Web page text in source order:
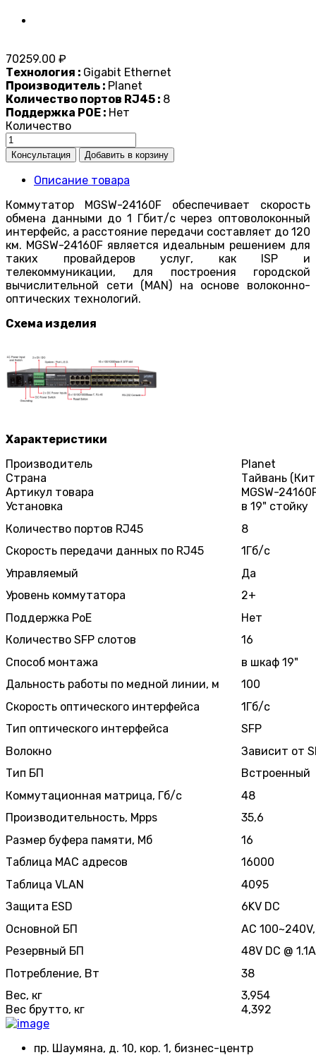
70259.00 ₽
Технология : Gigabit Ethernet
Производитель : Planet
Количество портов RJ45 : 8
Поддержка POE : Нет
Количество
Описание товара
Коммутатор MGSW-24160F обеспечивает скорость
обмена данными до 1 Гбит/с через оптоволоконный
интерфейс, а расстояние передачи составляет до 120
км. MGSW-24160F является идеальным решением для
таких провайдеров услуг, как ISP и
телекоммуникации, для построения городской
вычислительной сети (MAN) на основе волоконно-
оптических технологий.
Схема изделия
Характеристики
Производитель
Planet
Страна
Тайвань
Артикул товара
MGSW-
Установка
в 19" стойку
Количество портов RJ45
8
Скорость передачи данных по RJ45
1Гб/с
Управляемый
Да
Уровень коммутатора
2+
Поддержка PoE
Нет
Количество SFP слотов
16
Способ монтажа
в шкаф 19"
Дальность работы по медной линии, м
100
Скорость оптического интерфейса
1Гб/с
Тип оптического интерфейса
SFP
Волокно
Зависит от
Тип БП
Встроенный
Коммутационная матрица, Гб/с
48
Производительность, Mpps
35,6
Размер буфера памяти, Мб
16
Таблица MAC адресов
16000
Таблица VLAN
4095
Защита ESD
6KV DC
Основной БП
AC
Резервный БП
48V DC @
Потребление, Вт
38
Вес, кг
3,954
Вес брутто, кг
4,392
пр. Шаумяна, д. 10, кор. 1, бизнес-центр